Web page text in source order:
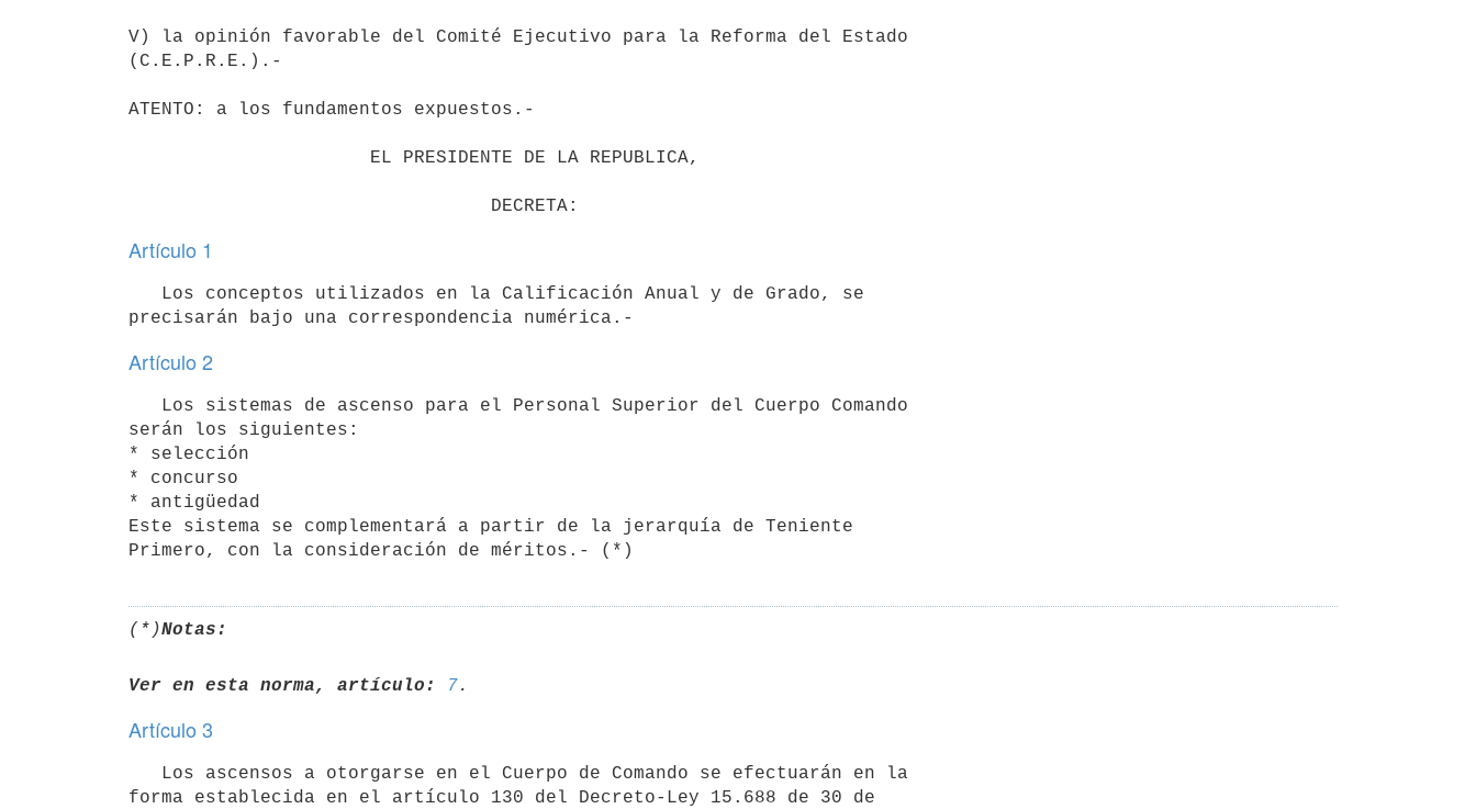
V) la opinión favorable del Comité Ejecutivo para la Reforma del Estado
(C.E.P.R.E.).-
ATENTO: a los fundamentos expuestos.-
Artículo 1
Artículo 2
serán los siguientes:
* selección
* concurso
* antigüedad
Este sistema se complementará a partir de la jerarquía de Teniente
(*)Notas:
Ver en esta norma, artículo: 7
Artículo 3
forma establecida en el artículo 130 del Decreto-Ley 15.688 de 30 de